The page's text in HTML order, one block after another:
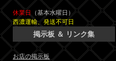
休業日 （基本水曜日）
西濃運輸、発送不可日
掲示板 ＆ リンク集
お店の掲示板